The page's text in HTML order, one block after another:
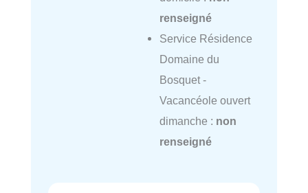
renseigné
Service Résidence
Domaine du
Bosquet -
Vacancéole ouvert
dimanche : non
renseigné